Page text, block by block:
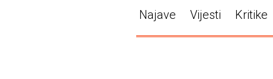
Najave Vijesti Kritike